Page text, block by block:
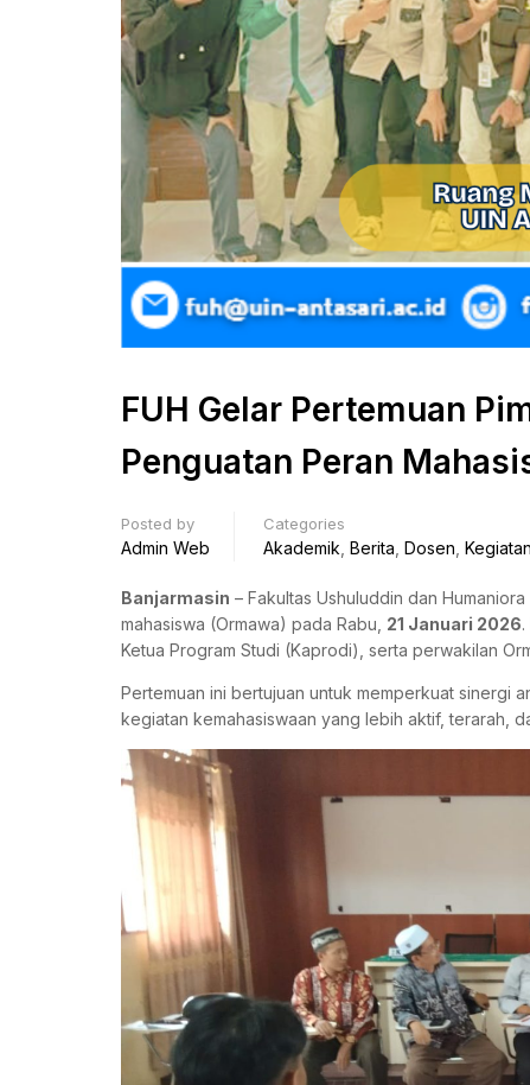
FUH Gelar Pertemuan
Penguatan Peran
Posted by
Admin Web
Categories
Akademik Berita Dosen Kegiatan
Banjarmasin – Fakultas Ushuluddin dan
mahasiswa (Ormawa) pada Rabu, 21 Januari 2026
Ketua Program Studi (Kaprodi), serta perwakilan
Pertemuan ini bertujuan untuk memperkuat sinergi
kegiatan kemahasiswaan yang lebih aktif, terarah,